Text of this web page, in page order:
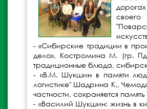
- «Сибирские традиции в
дело», Костромина М. (гр.
традиционные блюда,
- «В.М. Шукшин в памяти
логистике" Шадрина К.,
частности, сохраняется
- «Василий Шукшин: жизнь в